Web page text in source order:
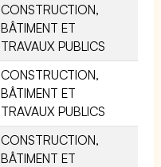
CONSTRUCTION,
BÂTIMENT ET
TRAVAUX PUBLICS
CONSTRUCTION,
BÂTIMENT ET
TRAVAUX PUBLICS
CONSTRUCTION,
BÂTIMENT ET